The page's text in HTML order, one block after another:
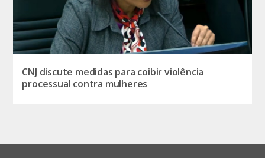
CNJ discute medidas para coibir violência
processual contra mulheres